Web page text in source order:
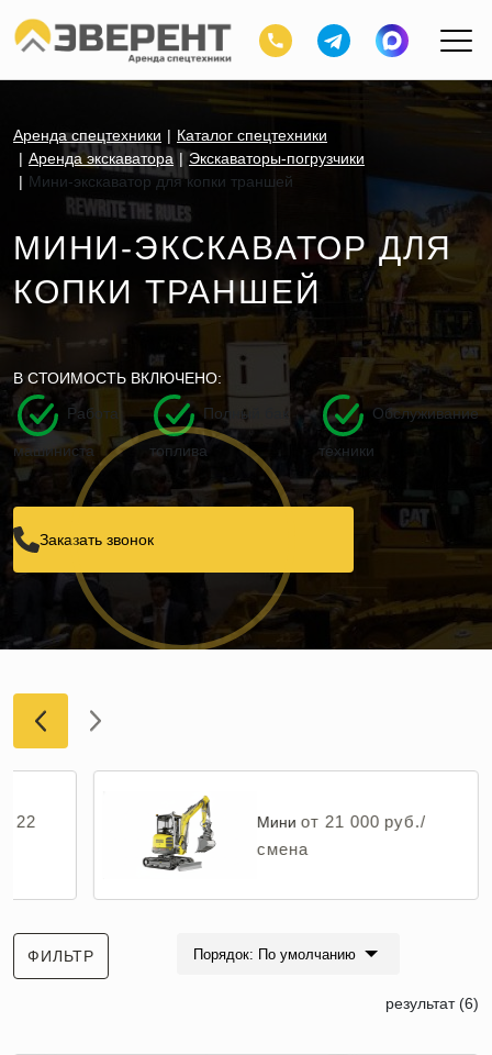
Аренда спецтехники
Каталог спецтехники
Аренда экскаватора
Экскаваторы-погрузчики
Мини-экскаватор для копки траншей
МИНИ-ЭКСКАВАТОР ДЛЯ
КОПКИ ТРАНШЕЙ
В СТОИМОСТЬ ВКЛЮЧЕНО:
Работа
машиниста
Полный бак
топлива
Обслуживание
техники
Заказать звонок
22 Мини от 21 000 руб./
смена
ФИЛЬТР Порядок: По умолчанию
результат (6)